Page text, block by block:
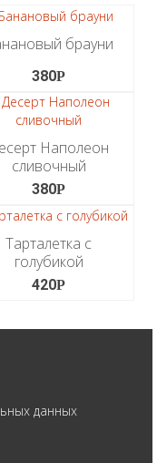
брауни
380Р
Наполеон
сливочный
380Р
Тарталетка с
голубикой
420Р
данных